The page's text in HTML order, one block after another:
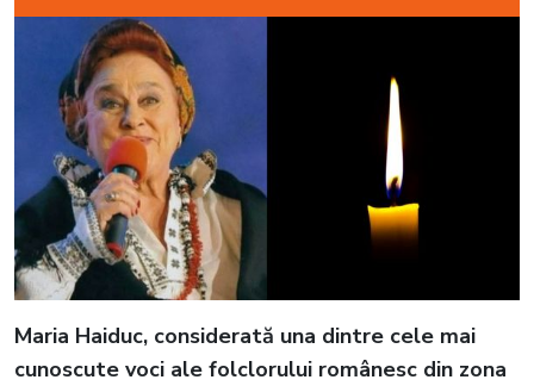
Maria Haiduc, considerată una dintre cele mai
cunoscute voci ale folclorului românesc din zona